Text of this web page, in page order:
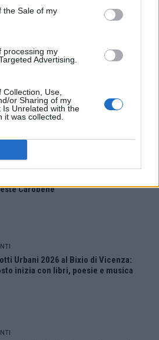
the Sale of my
processing my
Advertising.
Use,
or Sharing of my
Is Unrelated with the
it was collected.
nel mondo all’International
film festival
in Festival 2026: a Lonigo “Little
sulla strada del sogno”
in casa”: il 5 agosto il primo
Carobene
Urbani 2026 al Bixio di Vicenza:
inizia con libri, poesie e musica